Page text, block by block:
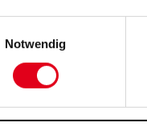
Notwendig